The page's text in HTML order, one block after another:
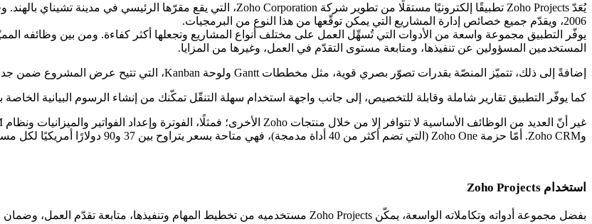
2006، ويقدّم جميع خصائص إدارة المشاريع التي يمكن توقّعها من هذا النوع من البرمجيات.
يوفّر التطبيق مجموعة واسعة من الأدوات التي تُسهِّل العمل على مختلف أنواع المشاريع وتجعلها أكثر كفاءة. ومن بين وظائفه
المستخدمين المسؤولين عن تنفيذها، ومتابعة مستوى التقدّم في العمل، وغيرها من المزايا.
إضافةً إلى ذلك، تتميّز المنصّة بقدرات تصوّر بصري قوية، مثل مخططات Gantt ولوحة Kanban، التي تتيح عرض المشروع ضمن جدول زمني منظم يُبرز العلاقات بين المهام المختلفة.
كما يوفّر التطبيق تقارير شاملة وقابلة للتخصيص، إلى جانب واجهة استخدام سهلة التنقّل تمكّنك من إنشاء الرسوم البيانية
وZoho CRM. أمّا حزمة Zoho One (التي تضم أكثر من 40 أداة مدمجة)، فهي متاحة بسعر يتراوح بين 37 و90 دولارًا أمريكيًا لكل مستخدم شهريًا.
استخدام Zoho Projects
بفضل مجموعة أدواته وتكاملاته الواسعة، يمكّن Zoho Projects مستخدميه من تخطيط المهام وتنفيذها، متابعة تقدّم العمل، وضمان التواصل والتعاون الفعّال بين أعضاء الفريق.